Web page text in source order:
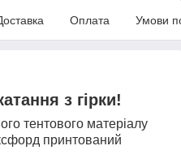
Оплата Умови
з гірки!
тентового матеріалу
принтований